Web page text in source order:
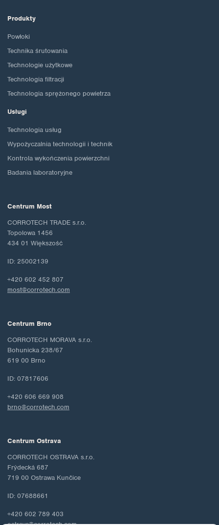
Produkty
Powłoki
Technika śrutowania
Technologie użytkowe
Technologia filtracji
Technologia sprężonego powietrza
Usługi
Technologia usług
Wypożyczalnia technologii i technik
Kontrola wykończenia powierzchni
Badania laboratoryjne
Centrum Most
CORROTECH TRADE s.r.o.
Topolowa 1456
434 01 Większość
ID: 25002139
+420 602 452 807
most@corrotech.com
Centrum Brno
CORROTECH MORAVA s.r.o.
Bohunicka 238/67
619 00 Brno
ID: 07817606
+420 606 669 908
brno@corrotech.com
Centrum Ostrava
CORROTECH OSTRAVA s.r.o.
Frýdecká 687
719 00 Ostrawa Kunčice
ID: 07688661
+420 602 789 403